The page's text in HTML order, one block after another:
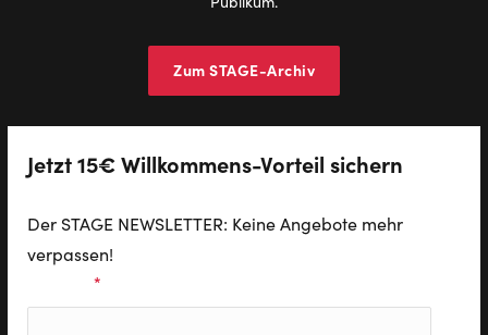
Zum STAGE-Archiv
Jetzt 15€ Willkommens-Vorteil sichern
Der STAGE NEWSLETTER: Keine Angebote mehr
verpassen!
*